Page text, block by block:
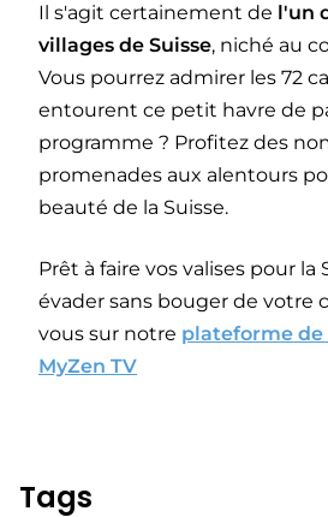
Il s'agit certainement de l'un
villages de Suisse, niché au
Vous pourrez admirer les 72
entourent ce petit havre de
programme ? Profitez des
promenades aux alentours
beauté de la Suisse.
Prêt à faire vos valises pour la
évader sans bouger de votre
vous sur notre plateforme
MyZen TV
Tags